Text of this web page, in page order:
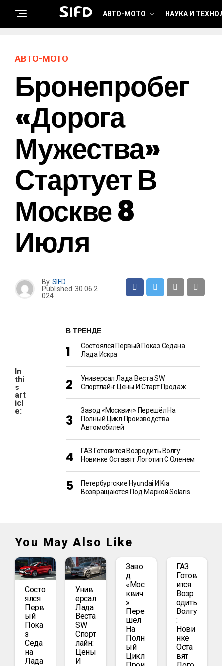
SIFD АВТО-МОТО НАУКА И
АВТО-МОТО
Бронепробег
«Дорога
Мужества»
Стартует В
Москве 8
Июля
By SIFD
Published 30.06.2
024
In
thi
s
art
icl
e:
В ТРЕНДЕ
Состоялся Первый Показ Седана
Лада Искра
Универсал Лада Веста SW
Спортлайн: Цены И Старт Продаж
Завод «Москвич» Перешёл На
Полный Цикл Производства
Автомобилей
ГАЗ Готовится Возродить Волгу:
Новинке Оставят Логотип С Оленем
Петербургские Hyundai И Kia
Возвращаются Под Маркой Solaris
You May Also Like
Состо
Ялся
Перв
Ый
Пока
З
Седа
На
Лада
Унив
Ерсал
Лада
Веста
SW
Спорт
Лайн:
Цены
И
Заво
Д
«Мос
Квич
»
Пере
Шёл
На
Полн
Ый
Цикл
ГАЗ
Готов
Ится
Возр
Одить
Волгу
:
Нови
Нке
Оста
Вят